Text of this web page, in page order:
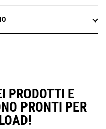
PRODOTTI E
PRONTI PER